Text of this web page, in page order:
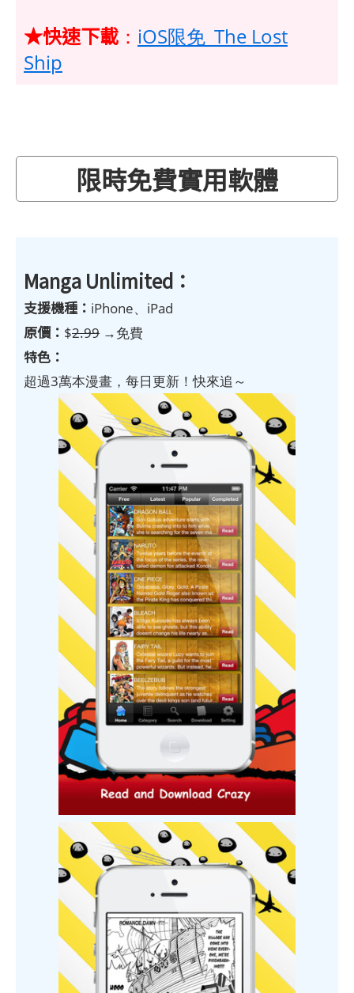
★快速下載 ： iOS限免_The Lost
Ship
限時免費實用軟體
Manga Unlimited：
支援機種： iPhone、iPad
原價： $2.99 →免費
特色：
超過3萬本漫畫，每日更新！快來追～